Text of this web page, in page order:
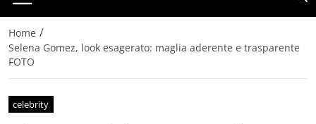
Home /
Selena Gomez, look esagerato: maglia aderente e trasparente
FOTO
celebrity